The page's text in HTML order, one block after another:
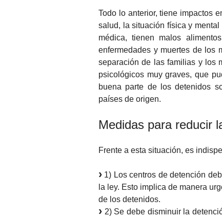
Todo lo anterior, tiene impactos
salud, la situación física y
médica, tienen malos
enfermedades y muertes de los
separación de las familias y los
psicológicos muy graves, que
buena parte de los detenidos
países de origen.
Medidas para reducir
Frente a esta situación, es
1) Los centros de detención
la ley. Esto implica de manera
de los detenidos.
2) Se debe disminuir la